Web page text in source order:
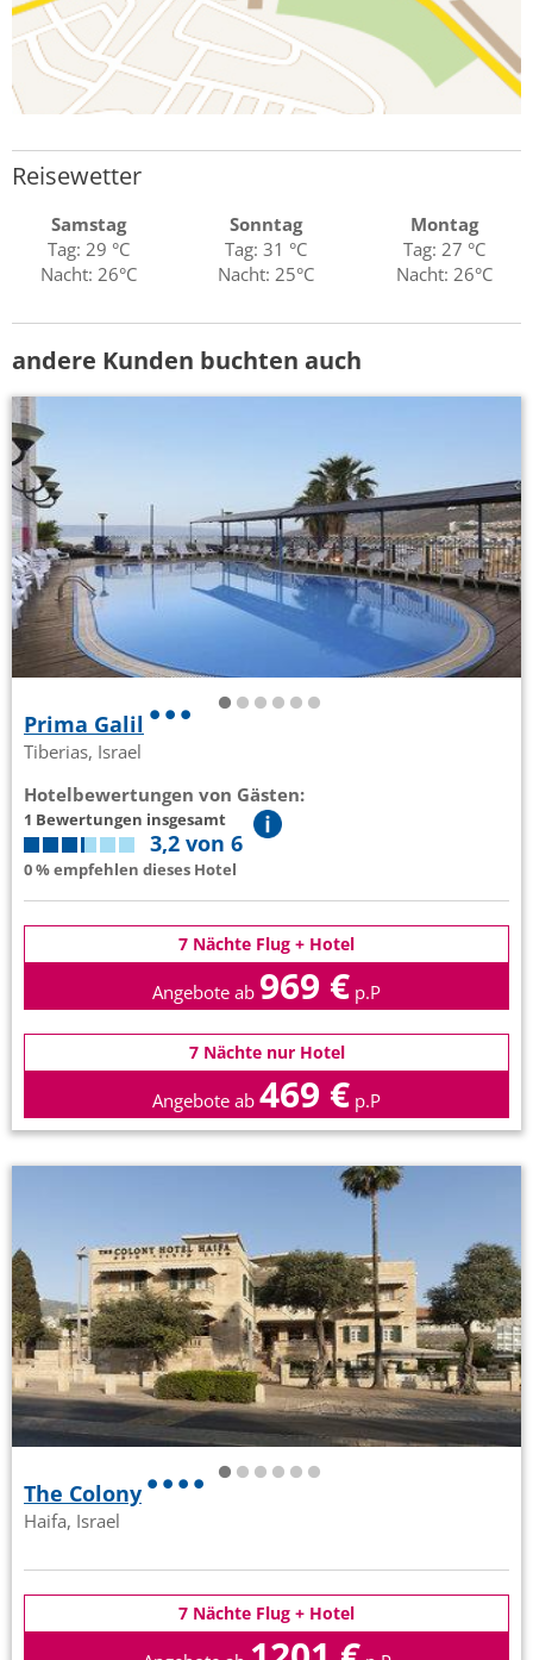
Reisewetter
Samstag
Tag: 29 °C
Nacht: 26°C
Sonntag
Tag: 31 °C
Nacht: 25°C
Montag
Tag: 27 °C
Nacht: 26°C
andere Kunden buchten auch
Prima Galil
Tiberias, Israel
Hotelbewertungen von Gästen:
1 Bewertungen insgesamt
3,2 von 6
0 % empfehlen dieses Hotel
7 Nächte Flug + Hotel
Angebote ab 969 € p.P
7 Nächte nur Hotel
Angebote ab 469 € p.P
The Colony
Haifa, Israel
7 Nächte Flug + Hotel